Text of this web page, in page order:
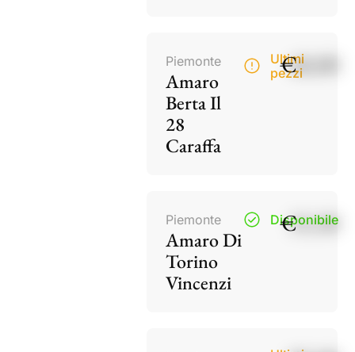
Piemonte
Amaro
Berta Il
28
Caraffa
Ultimi
pezzi
€40,00
Piemonte
Amaro Di
Torino
Vincenzi
Disponibile
€15,50